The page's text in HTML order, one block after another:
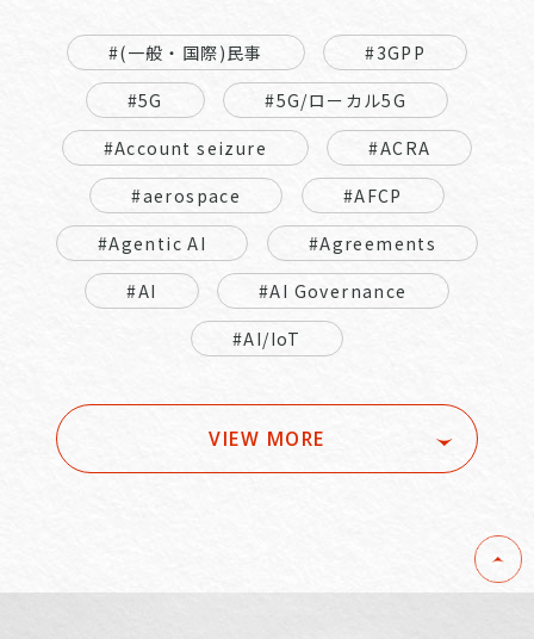
#(一般・国際)民事
#3GPP
#5G
#5G/ローカル5G
#Account seizure
#ACRA
#aerospace
#AFCP
#Agentic AI
#Agreements
#AI
#AI Governance
#AI/IoT
VIEW MORE